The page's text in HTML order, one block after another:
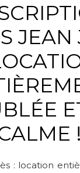
!
: location